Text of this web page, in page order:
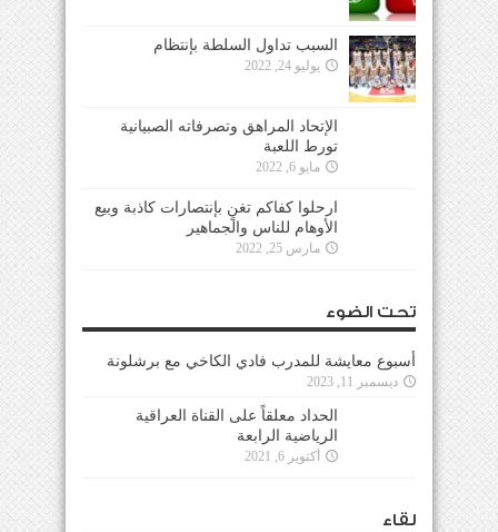
السبب تداول السلطة بإنتظام
يوليو 24, 2022
الإتحاد المراهق وتصرفاته الصبيانية
تورط اللعبة
مايو 6, 2022
ارحلوا كفاكم تغنٍ بإنتصارات كاذبة وبيع
الأوهام للناس والجماهير
مارس 25, 2022
تحت الضوء
أسبوع معايشة للمدرب فادي الكاخي مع برشلونة
ديسمبر 11, 2023
الحداد معلقاً على القناة العراقية
الرياضية الرابعة
أكتوبر 6, 2021
لقاء